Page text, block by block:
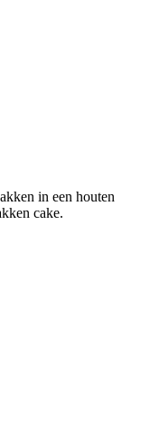
in een houten
cake.